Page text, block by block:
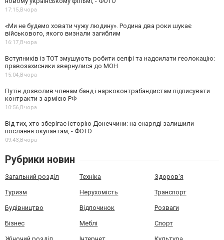
17:15,Вчора
«Ми не будемо ховати чужу людину». Родина два роки шукає
військового, якого визнали загиблим
16:17,Вчора
Вступників із ТОТ змушують робити селфі та надсилати геолокацію:
правозахисники звернулися до МОН
15:04,Вчора
Путін дозволив членам банд і наркоконтрабандистам підписувати
контракти з армією РФ
10:56,Вчора
Від тих, хто зберігає історію Донеччини: на снаряді залишили
послання окупантам, - ФОТО
09:43,Вчора
Рубрики новин
Загальний розділ Техніка Здоров'я
Туризм Нерухомість Транспорт
Будівництво Відпочинок Розваги
Бізнес Меблі Спорт